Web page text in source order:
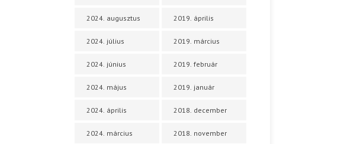
2024. augusztus
2024. július
2024. június
2024. május
2024. április
2024. március
2019. április
2019. március
2019. február
2019. január
2018. december
2018. november